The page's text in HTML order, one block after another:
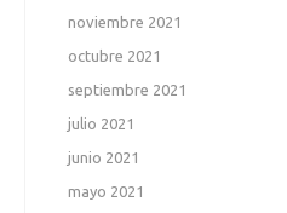
noviembre 2021
octubre 2021
septiembre 2021
julio 2021
junio 2021
mayo 2021